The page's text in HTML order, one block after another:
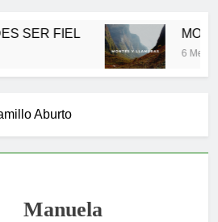
SER FIEL
6 Meses
Aburto
Manuela